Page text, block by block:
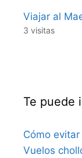
Viajar al
3 visitas
Te puede
Cómo
Vuelos